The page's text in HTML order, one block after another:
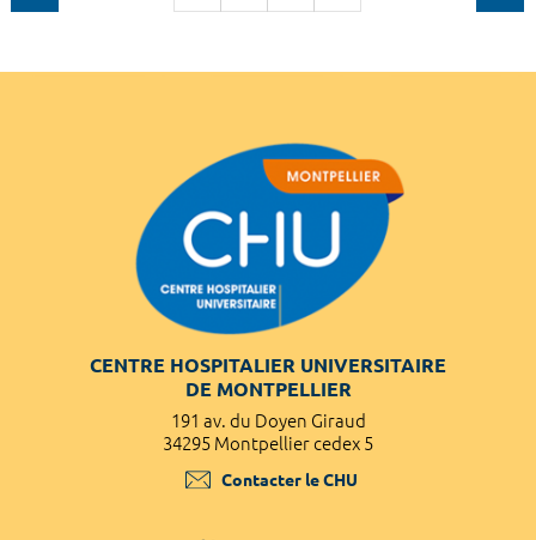
CENTRE HOSPITALIER UNIVERSITAIRE
DE MONTPELLIER
191 av. du Doyen Giraud
34295 Montpellier cedex 5
Contacter le CHU